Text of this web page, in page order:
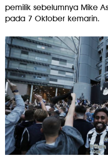
pemilik sebelumnya Mike
pada 7 Oktober kemarin.